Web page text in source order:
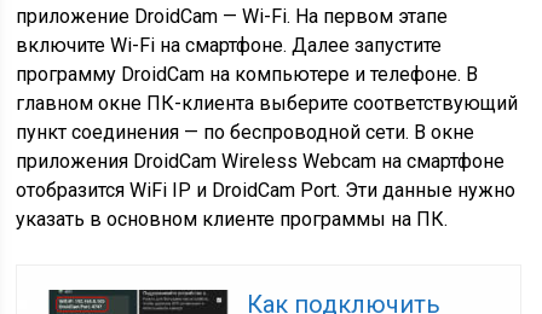
приложение DroidCam — Wi-Fi. На первом этапе
включите Wi-Fi на смартфоне. Далее запустите
программу DroidCam на компьютере и телефоне. В
главном окне ПК-клиента выберите соответствующий
пункт соединения — по беспроводной сети. В окне
приложения DroidCam Wireless Webcam на смартфоне
отобразится WiFi IP и DroidCam Port. Эти данные нужно
указать в основном клиенте программы на ПК.
Как подключить